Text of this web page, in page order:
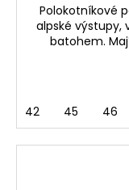
Polokotníkové
alpské výstupy,
batohem.
42 45 46